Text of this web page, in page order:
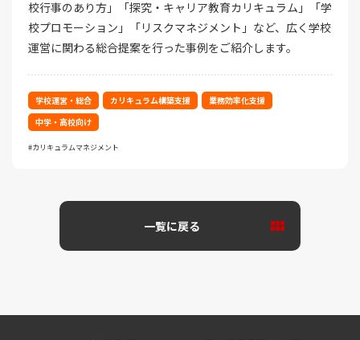
校行事のあり方」「探究・キャリア教育カリキュラム」「学
校プロモーション」「リスクマネジメント」など、広く学校
運営に関わる総合提案を行った事例をご紹介します。
学校運営・総合 カリキュラム構築支援
業務効率化支援
中学・高校向け
カリキュラムマネジメント
一覧に戻る